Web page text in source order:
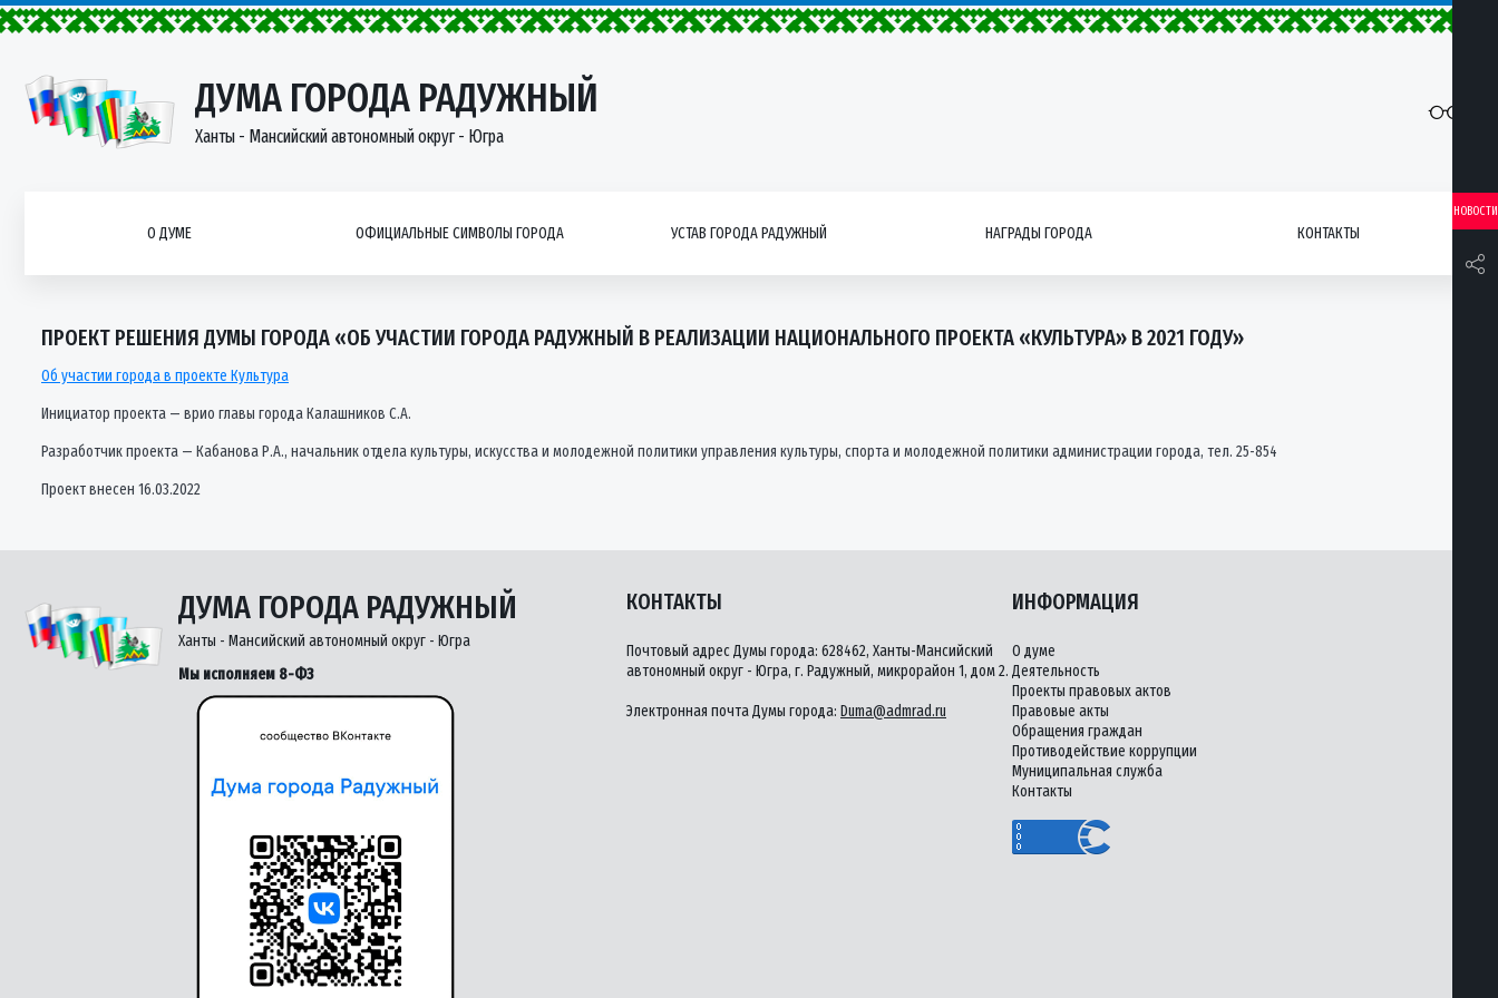
ДУМА ГОРОДА РАДУЖНЫЙ
Ханты - Мансийский автономный округ - Югра
О ДУМЕ ОФИЦИАЛЬНЫЕ СИМВОЛЫ ГОРОДА УСТАВ ГОРОДА РАДУЖНЫЙ НАГРАДЫ ГОРОДА КОНТАКТЫ
НОВОСТИ
ПРОЕКТ РЕШЕНИЯ ДУМЫ ГОРОДА «ОБ УЧАСТИИ ГОРОДА РАДУЖНЫЙ В РЕАЛИЗАЦИИ НАЦИОНАЛЬНОГО ПРОЕКТА «КУЛЬТУРА» В 2021 ГОДУ»
Об участии города в проекте Культура
Инициатор проекта — врио главы города Калашников С.А.
Разработчик проекта — Кабанова Р.А., начальник отдела культуры, искусства и молодежной политики управления культуры, спорта и молодежной политики администрации города, тел. 25-854
Проект внесен 16.03.2022
ДУМА ГОРОДА РАДУЖНЫЙ
Ханты - Мансийский автономный округ - Югра
Мы исполняем 8-ФЗ
КОНТАКТЫ
Почтовый адрес Думы города: 628462, Ханты-Мансийский
автономный округ - Югра, г. Радужный, микрорайон 1, дом 2.
Электронная почта Думы города: Duma@admrad.ru
ИНФОРМАЦИЯ
О думе
Деятельность
Проекты правовых актов
Правовые акты
Обращения граждан
Противодействие коррупции
Муниципальная служба
Контакты